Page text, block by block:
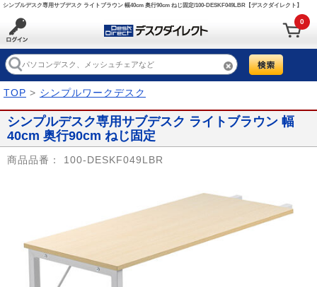
シンプルデスク専用サブデスク ライトブラウン 幅40cm 奥行90cm ねじ固定/100-DESKF049LBR【デスクダイレクト】
0
TOP > シンプルワークデスク
シンプルデスク専用サブデスク ライトブラウン 幅
40cm 奥行90cm ねじ固定
商品品番： 100-DESKF049LBR